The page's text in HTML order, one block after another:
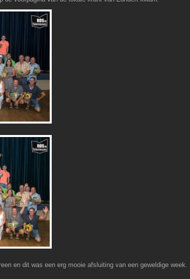
en dit was een erg mooie afsluiting van een geweldige week.